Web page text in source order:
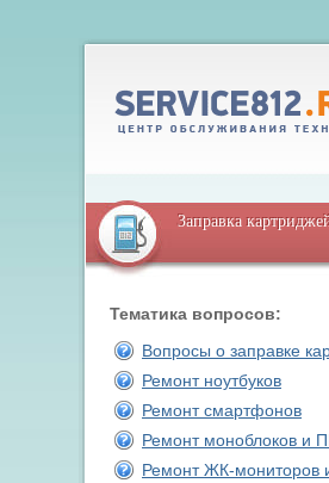
Заправка
Тематика вопросов:
Вопросы о заправке
Ремонт ноутбуков
Ремонт смартфонов
Ремонт моноблоков и
Ремонт ЖК-мониторов